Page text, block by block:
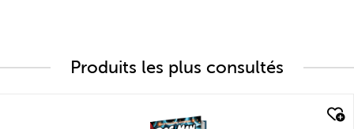
Produits les plus consultés